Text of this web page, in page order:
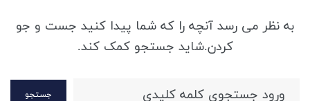
به نظر می رسد آنچه را که شما پیدا کنید جست و جو
کردن.شاید جستجو کمک کند.
جستجو